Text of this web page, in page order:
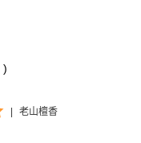
)
老山檀香